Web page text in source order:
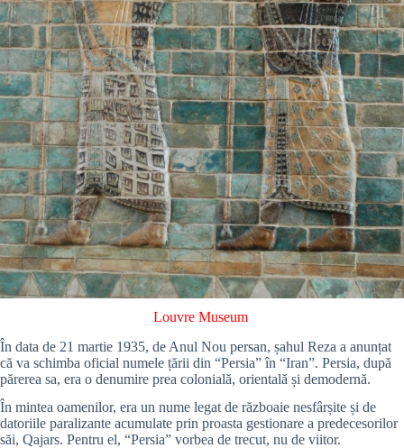
Louvre Museum
În data de 21 martie 1935, de Anul Nou persan, șahul Reza a anunțat
că va schimba oficial numele țării din “Persia” în “Iran”. Persia, după
părerea sa, era o denumire prea colonială, orientală și demodernă.
În mintea oamenilor, era un nume legat de războaie nesfârșite și de
datoriile paralizante acumulate prin proasta gestionare a predecesorilor
săi, Qajars. Pentru el, “Persia” vorbea de trecut, nu de viitor.